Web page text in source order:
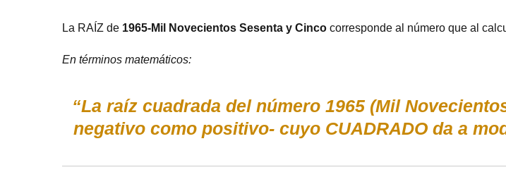
La RAÍZ de 1965-Mil Novecientos Sesenta y Cinco corresponde al número que al
En términos matemáticos:
“La raíz cuadrada del número 1965 (Mil
negativo como positivo- cuyo CUADRADO da a